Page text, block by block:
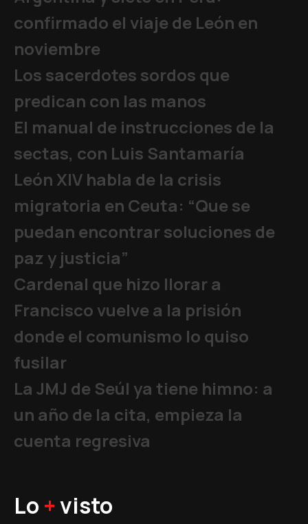
confirmado el viaje de León en
noviembre
Los sacerdotes sordos que
predican con las manos
El manual de instrucciones de la
sectas, con Luis Santamaría
León XIV habla de la crisis
migratoria en Ceuta: “Que se
puedan encontrar soluciones de
paz y justicia”
Cardenal que hizo llorar a
Francisco vuelve a la prisión
donde el comunismo lo quiso
fusilar
La JMJ de Seúl ya tiene himno: a
un año de la cita, empieza la
cuenta regresiva
Lo +visto